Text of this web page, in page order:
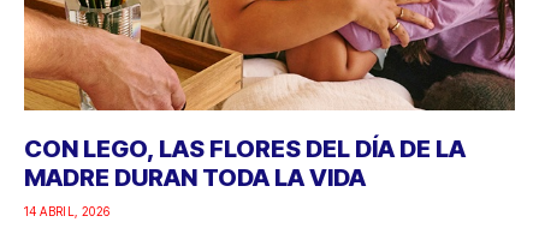
CON LEGO, LAS FLORES DEL DÍA DE LA
MADRE DURAN TODA LA VIDA
14 ABRIL, 2026